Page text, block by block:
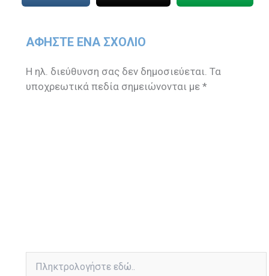
ΑΦΉΣΤΕ ΈΝΑ ΣΧΌΛΙΟ
Η ηλ. διεύθυνση σας δεν δημοσιεύεται. Τα
υποχρεωτικά πεδία σημειώνονται με*
εδώ..